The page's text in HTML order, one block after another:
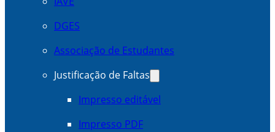
DGES
Associação de Estudantes
Justificação de Faltas
Impresso editável
Impresso PDF